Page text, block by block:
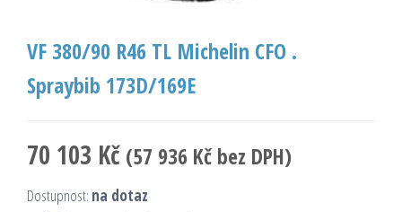
VF 380/90 R46 TL Michelin CFO .
Spraybib 173D/169E
70 103 Kč (57 936 Kč bez DPH)
Dostupnost: na dotaz